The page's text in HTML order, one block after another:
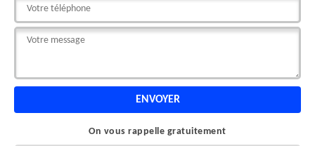
On vous rappelle gratuitement